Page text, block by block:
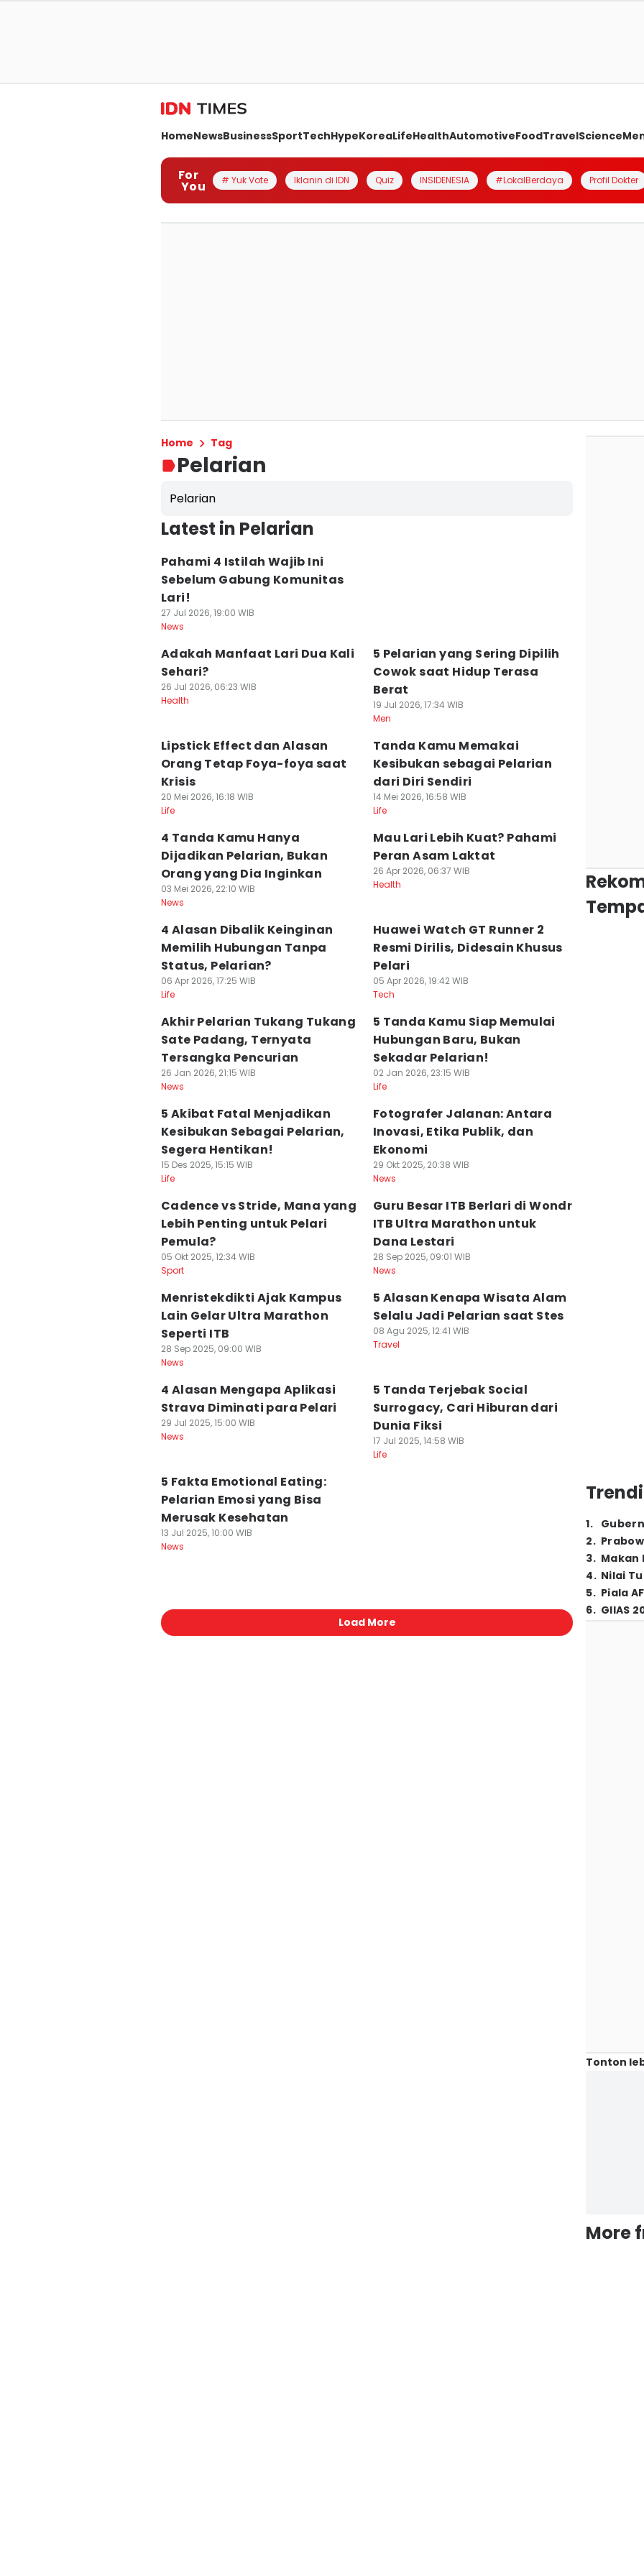
HomeNewsBusinessSportTechHypeKoreaLifeHealthAutomotiveFoodTravelScience
For
You # Yuk Vote Iklanin di IDN Quiz INSIDENESIA #LokalBerdaya Profil Dokter
Home Tag
Pelarian
Pelarian
Latest in Pelarian
Pahami 4 Istilah Wajib Ini
Sebelum Gabung Komunitas
Lari!
27 Jul 2026, 19:00 WIB
News
Adakah Manfaat Lari Dua Kali
Sehari?
26 Jul 2026, 06:23 WIB
Health
5 Pelarian yang Sering Dipilih
Cowok saat Hidup Terasa
Berat
19 Jul 2026, 17:34 WIB
Men
Lipstick Effect dan Alasan
Orang Tetap Foya-foya saat
Krisis
20 Mei 2026, 16:18 WIB
Life
Tanda Kamu Memakai
Kesibukan sebagai Pelarian
dari Diri Sendiri
14 Mei 2026, 16:58 WIB
Life
4 Tanda Kamu Hanya
Dijadikan Pelarian, Bukan
Orang yang Dia Inginkan
03 Mei 2026, 22:10 WIB
News
Mau Lari Lebih Kuat? Pahami
Peran Asam Laktat
26 Apr 2026, 06:37 WIB
Health
4 Alasan Dibalik Keinginan
Memilih Hubungan Tanpa
Status, Pelarian?
06 Apr 2026, 17:25 WIB
Life
Huawei Watch GT Runner 2
Resmi Dirilis, Didesain Khusus
Pelari
05 Apr 2026, 19:42 WIB
Tech
Akhir Pelarian Tukang Tukang
Sate Padang, Ternyata
Tersangka Pencurian
26 Jan 2026, 21:15 WIB
News
5 Tanda Kamu Siap Memulai
Hubungan Baru, Bukan
Sekadar Pelarian!
02 Jan 2026, 23:15 WIB
Life
5 Akibat Fatal Menjadikan
Kesibukan Sebagai Pelarian,
Segera Hentikan!
15 Des 2025, 15:15 WIB
Life
Fotografer Jalanan: Antara
Inovasi, Etika Publik, dan
Ekonomi
29 Okt 2025, 20:38 WIB
News
Cadence vs Stride, Mana yang
Lebih Penting untuk Pelari
Pemula?
05 Okt 2025, 12:34 WIB
Sport
Guru Besar ITB Berlari di Wondr
ITB Ultra Marathon untuk
Dana Lestari
28 Sep 2025, 09:01 WIB
News
Menristekdikti Ajak Kampus
Lain Gelar Ultra Marathon
Seperti ITB
28 Sep 2025, 09:00 WIB
News
5 Alasan Kenapa Wisata Alam
Selalu Jadi Pelarian saat Stes
08 Agu 2025, 12:41 WIB
Travel
4 Alasan Mengapa Aplikasi
Strava Diminati para Pelari
29 Jul 2025, 15:00 WIB
News
5 Tanda Terjebak Social
Surrogacy, Cari Hiburan dari
Dunia Fiksi
17 Jul 2025, 14:58 WIB
Life
5 Fakta Emotional Eating:
Pelarian Emosi yang Bisa
Merusak Kesehatan
13 Jul 2025, 10:00 WIB
News
Load More
1.
2.
3. Makan
4. Nilai
5. Piala
6. GIIAS
Tonton
More